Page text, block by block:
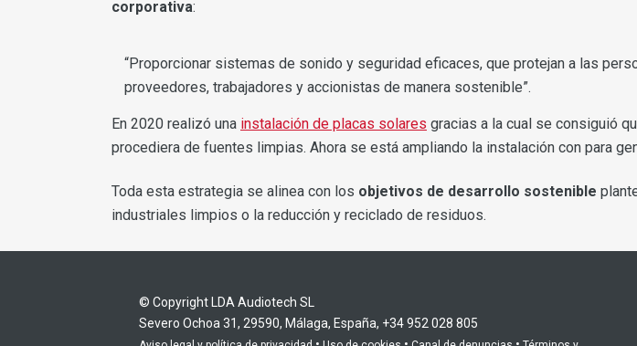
corporativa:
“Proporcionar sistemas de sonido y seguridad eficaces, que protejan a las
proveedores, trabajadores y accionistas de manera sostenible”.
En 2020 realizó una instalación de placas solares gracias a la cual se consiguió
procediera de fuentes limpias. Ahora se está ampliando la instalación con para
Toda esta estrategia se alinea con los objetivos de desarrollo sostenible
industriales limpios o la reducción y reciclado de residuos.
© Copyright LDA Audiotech SL
Severo Ochoa 31, 29590, Málaga, España, +34 952 028 805